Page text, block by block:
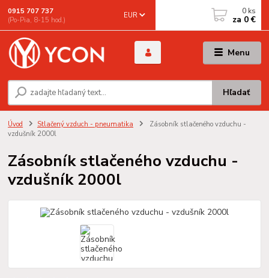
Menu
EUR
Hľadať
0915 707 737
(Po-Pia, 8-15 hod.)
0 ks
za 0 €
Úvod Stlačený vzduch - pneumatika
Zásobník stlačeného vzduchu -
vzdušník 2000l
Zásobník stlačeného vzduchu -
vzdušník 2000l